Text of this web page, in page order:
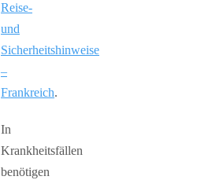
Reise-
und
Sicherheitshinweise
–
Frankreich.
In
Krankheitsfällen
benötigen